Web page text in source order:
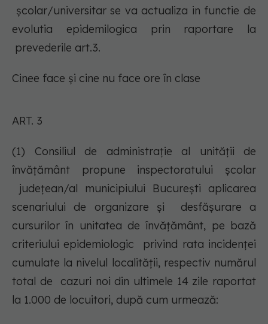
şcolar/universitar se va actualiza in functie de
evolutia epidemilogica prin raportare la
prevederile art.3.
Cinee face și cine nu face ore în clase
ART. 3
(1) Consiliul de administraţie al unităţii de
învăţământ propune inspectoratului şcolar
judeţean/al municipiului Bucureşti aplicarea
scenariului de organizare şi desfăşurare a
cursurilor în unitatea de învăţământ, pe bază
criteriului epidemiologic privind rata incidenţei
cumulate la nivelul localității, respectiv numărul
total de cazuri noi din ultimele 14 zile raportat
la 1.000 de locuitori, după cum urmează: